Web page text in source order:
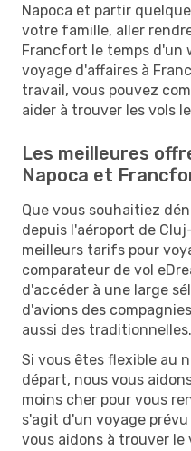
Napoca et partir
votre famille, aller
Francfort le temps d'un
voyage d'affaires à
travail, vous pouvez
aider à trouver les vols
Les meilleures
Napoca et
Que vous souhaitiez
depuis l'aéroport de
meilleurs tarifs pour
comparateur de vol
d'accéder à une large
d'avions des
aussi des traditionnelles.
Si vous êtes flexible au
départ, nous vous
moins cher pour vous
s'agit d'un voyage
vous aidons à trouver